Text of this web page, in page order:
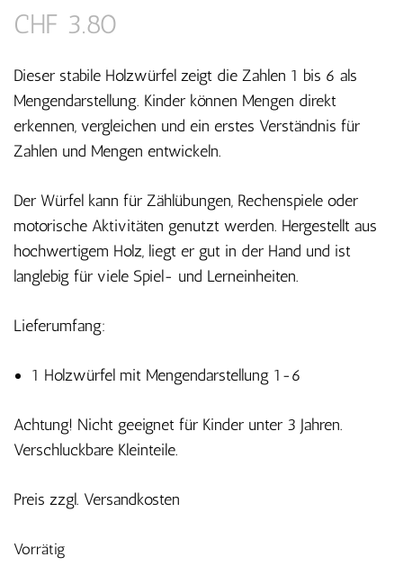
CHF 3.80
Dieser stabile Holzwürfel zeigt die Zahlen 1 bis 6 als
Mengendarstellung. Kinder können Mengen direkt
erkennen, vergleichen und ein erstes Verständnis für
Zahlen und Mengen entwickeln.
Der Würfel kann für Zählübungen, Rechenspiele oder
motorische Aktivitäten genutzt werden. Hergestellt aus
hochwertigem Holz, liegt er gut in der Hand und ist
langlebig für viele Spiel- und Lerneinheiten.
Lieferumfang:
1 Holzwürfel mit Mengendarstellung 1-6
Achtung! Nicht geeignet für Kinder unter 3 Jahren.
Verschluckbare Kleinteile.
Preis zzgl. Versandkosten
Vorrätig